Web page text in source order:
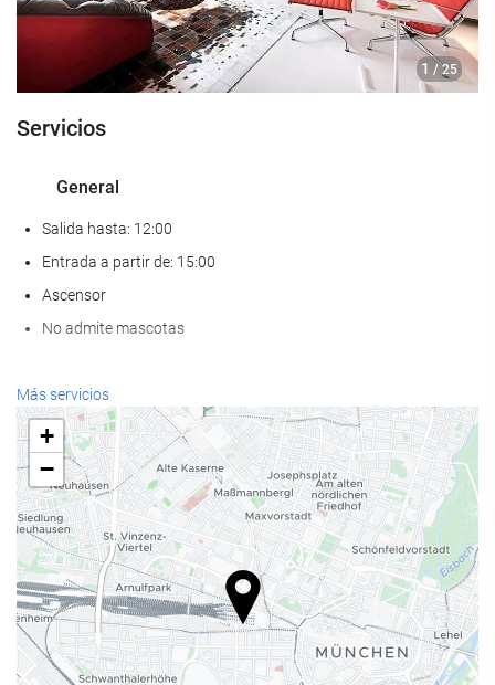
1 / 25
Servicios
General
Salida hasta: 12:00
Entrada a partir de: 15:00
Ascensor
No admite mascotas
Bienestar
Spa
Hammam
Sauna
Gimnasio
Servicios de recepción
Recepción 24 horas
Guardaequipaje
Más servicios
+
−